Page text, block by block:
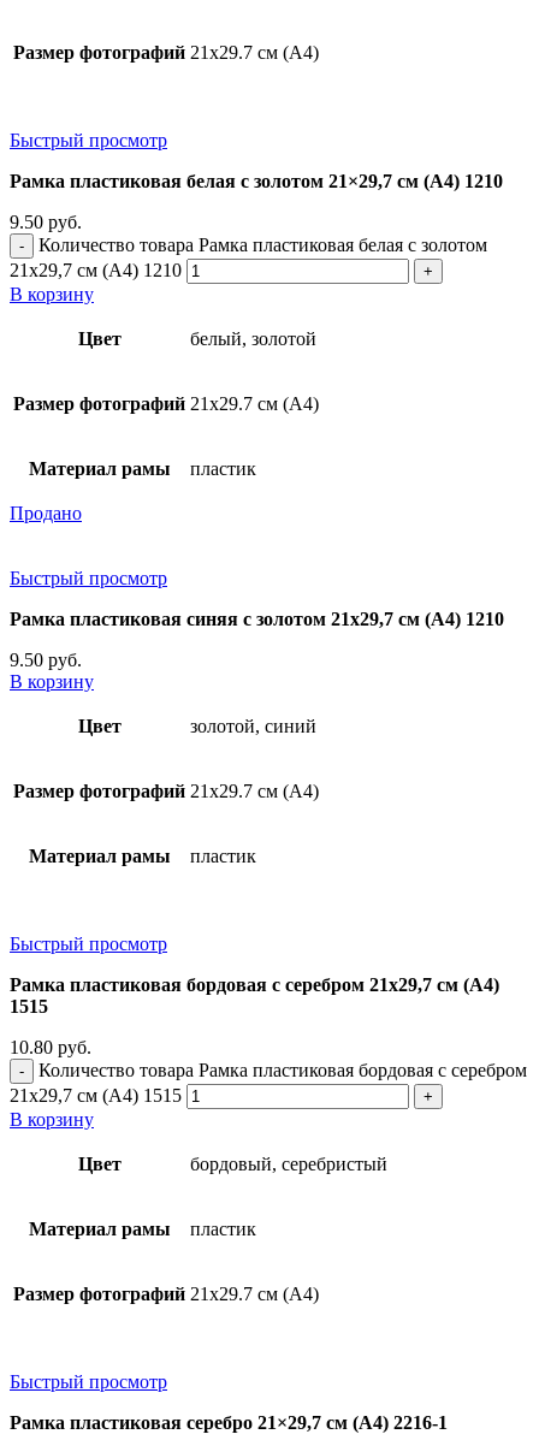
Размер фотографий 21х29.7 см (А4)
Быстрый просмотр
Рамка пластиковая белая с золотом 21×29,7 см (А4) 1210
9.50 руб.
Количество товара Рамка пластиковая белая с золотом
21x29,7 см (А4) 1210
В корзину
Цвет белый, золотой
Размер фотографий 21х29.7 см (А4)
Материал рамы пластик
Продано
Быстрый просмотр
Рамка пластиковая синяя с золотом 21х29,7 см (А4) 1210
9.50 руб.
В корзину
Цвет золотой, синий
Размер фотографий 21х29.7 см (А4)
Материал рамы пластик
Быстрый просмотр
Рамка пластиковая бордовая с серебром 21х29,7 см (А4)
1515
10.80 руб.
Количество товара Рамка пластиковая бордовая с серебром
21х29,7 см (А4) 1515
В корзину
Цвет бордовый, серебристый
Материал рамы пластик
Размер фотографий 21х29.7 см (А4)
Быстрый просмотр
Рамка пластиковая серебро 21×29,7 см (А4) 2216-1